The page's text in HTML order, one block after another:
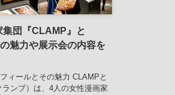
集団『CLAMP』と
魅力や展示会の内容を
ィールとその魅力 CLAMPと
ンプ）は、4人の女性漫画家